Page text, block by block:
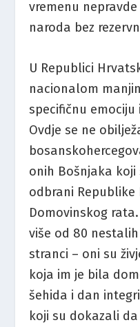
vremenu
naroda bez
U Republici
nacionalom
specifičnu
Ovdje se ne
onih Bošnjaka koji
odbrani
Domovinskog
više od 80
stranci – oni su
koja im je bila
šehida i dan
koji su dokazali